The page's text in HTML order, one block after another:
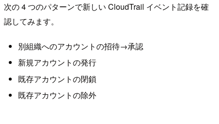
次の 4 つのパターンで新しい CloudTrail イベント記録を確
認してみます。
別組織へのアカウントの招待→承認
新規アカウントの発行
既存アカウントの閉鎖
既存アカウントの除外